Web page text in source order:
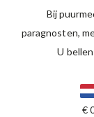
Bij
paragnosten,
U
€